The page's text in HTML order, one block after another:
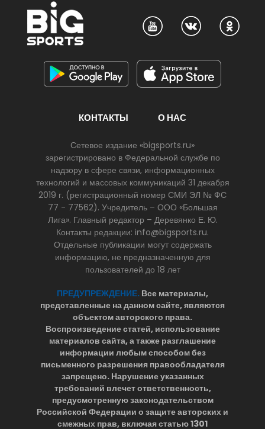
КОНТАКТЫ О НАС
Сетевое издание «bigsports.ru»
зарегистрировано в Федеральной службе по
надзору в сфере связи, информационных
технологий и массовых коммуникаций 31 декабря
2019 г. (регистрационный номер СМИ ЭЛ № ФС
77 - 77562). Учредитель – ООО «Большая
Лига». Главный редактор – Деревянко Е. Ю.
Контакты редакции: info@bigsports.ru.
Отдельные публикации могут содержать
информацию, не предназначенную для
пользователей до 18 лет
ПРЕДУПРЕЖДЕНИЕ. Все материалы,
представленные на данном сайте, являются
объектом авторского права.
Воспроизведение статей, использование
материалов сайта, а также разглашение
информации любым способом без
письменного разрешения правообладателя
запрещено. Нарушение указанных
требований влечет ответственность,
предусмотренную законодательством
Российской Федерации о защите авторских и
смежных прав, включая статью 1301